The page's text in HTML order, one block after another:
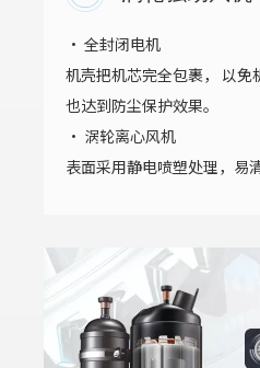
· 全封闭电机
机壳把机芯完全包裹， 以免
也达到防尘保护效果。
· 涡轮离心风机
表面采用静电喷塑处理，易清